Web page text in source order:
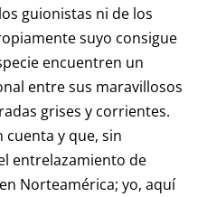
guionistas ni de los
suyo consigue
encuentren un
entre sus maravillosos
grises y corrientes.
cuenta y que, sin
entrelazamiento de
Norteamérica; yo, aquí